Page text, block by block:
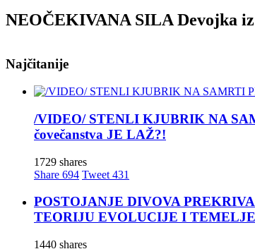
NEOČEKIVANA SILA Devojka iz
NEOČEKIVANA
SILA
Devojka
drugog
Muzika
Najčitanije
/VIDEO/ STENLI KJUBRIK NA
čovečanstva JE LAŽ?!
1729 shares
Share 694 Tweet 431
POSTOJANJE DIVOVA
TEORIJU EVOLUCIJE I
1440 shares